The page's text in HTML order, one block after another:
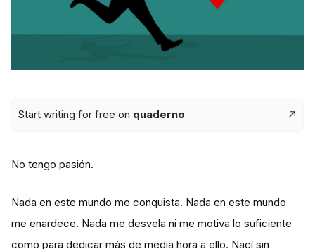
Start writing for free on quaderno
No tengo pasión.
Nada en este mundo me conquista. Nada en este mundo
me enardece. Nada me desvela ni me motiva lo suficiente
como para dedicar más de media hora a ello. Nací sin